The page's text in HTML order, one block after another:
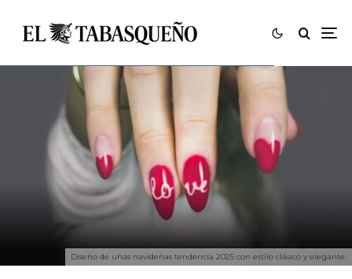
Diseño de uñas navideñas tendencia 2025 con estilo clásico y elegante.